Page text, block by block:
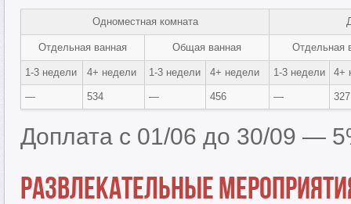
Одноместная комната
Отдельная ванная Общая ванная Отдельная
1-3 недели 4+ недели 1-3 недели 4+ недели 1-3 недели 4+
— 534 — 456 — 327
Доплата с 01/06 до 30/09 —
Развлекательные